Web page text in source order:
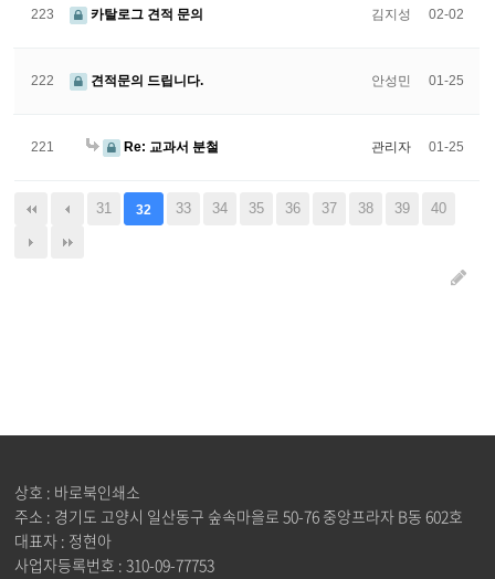
223 카탈로그 견적 문의 김지성 02-02
222 견적문의 드립니다. 안성민 01-25
221 Re: 교과서 분철 관리자 01-25
31 32 33 34 35 36 37 38 39 40
상호 : 바로북인쇄소
주소 : 경기도 고양시 일산동구 숲속마을로 50-76 중앙프라자 B동 602호
대표자 : 정현아
사업자등록번호 : 310-09-77753